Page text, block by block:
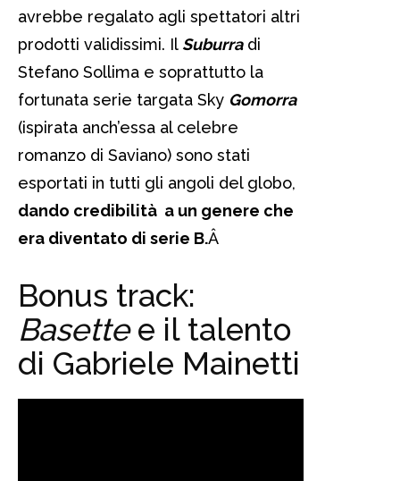
avrebbe regalato agli spettatori altri
prodotti validissimi. Il Suburradi
Stefano Sollima e soprattutto la
fortunata serie targata Sky Gomorra
(ispirata anch’essa al celebre
romanzo di Saviano) sono stati
esportati in tutti gli angoli del globo,
dando credibilità a un genere che
era diventato di serie B.Â
Bonus track:
Basettee il talento
di Gabriele Mainetti